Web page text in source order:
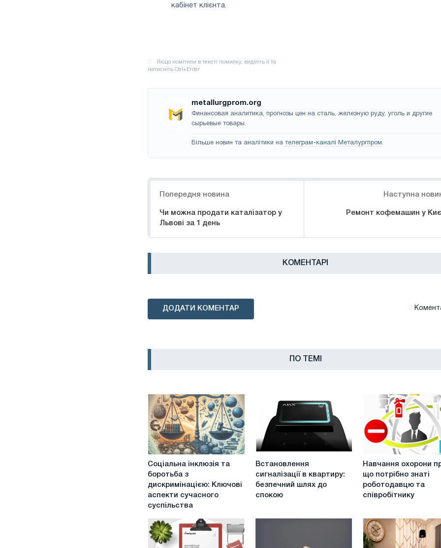
кабінет клієнта.
metallurgprom.org
Финансовая аналитика, прогнозы цен на сталь, железную руду, уголь и другие
сырьевые товары.
Більше новин та аналітики на телеграм-каналі Металургпром.
Попередня новина
Чи можна продати каталізатор у
Львові за 1 день
Наступна
Ремонт кофемашин у
КОМЕНТАРІ
ДОДАТИ КОМЕНТАР
ПО ТЕМІ
інклюзія
боротьба
дискримінацією:
Ключові
аспекти
сучасного
Соціальна інклюзія та
боротьба з
дискримінацією: Ключові
аспекти сучасного
суспільства
Встановлення
сигналізації в квартиру:
безпечний шлях до
спокою
праці:
що
потрібно
роботодавцю
та
співробітнику
Навчання охорони
що потрібно знаті
роботодавцю та
співробітнику